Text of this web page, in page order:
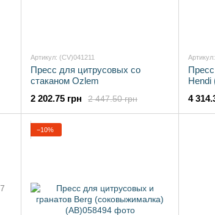
Артикул: (CV)041211
Пресс для цитрусовых со
стаканом Ozlem
2 447.50 грн
2 202.75 грн
Hendi
4
−10%